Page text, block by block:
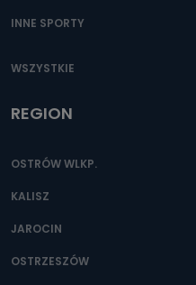
INNE SPORTY
WSZYSTKIE
REGION
OSTRÓW WLKP.
KALISZ
JAROCIN
OSTRZESZÓW